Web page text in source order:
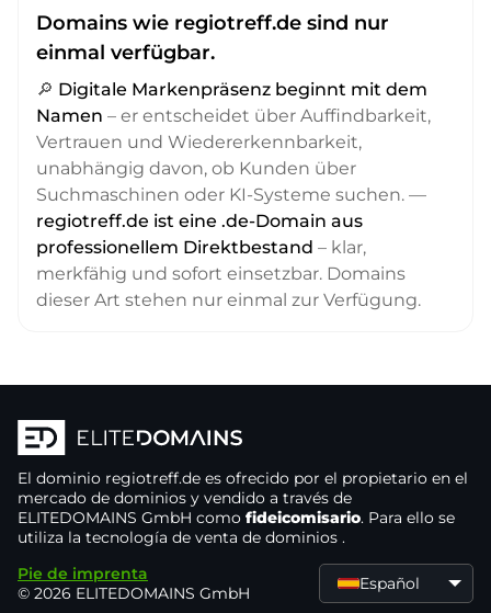
Domains wie regiotreff.de sind nur
einmal verfügbar.
🔎 Digitale Markenpräsenz beginnt mit dem
Namen – er entscheidet über Auffindbarkeit,
Vertrauen und Wiedererkennbarkeit,
unabhängig davon, ob Kunden über
Suchmaschinen oder KI-Systeme suchen. —
regiotreff.de ist eine .de-Domain aus
professionellem Direktbestand – klar,
merkfähig und sofort einsetzbar. Domains
dieser Art stehen nur einmal zur Verfügung.
El dominio regiotreff.de es ofrecido por el propietario en el
mercado de dominios y vendido a través de
ELITEDOMAINS GmbH como fideicomisario. Para ello se
utiliza la tecnología de venta de dominios .
Pie de imprenta
© 2026 ELITEDOMAINS GmbH
Español